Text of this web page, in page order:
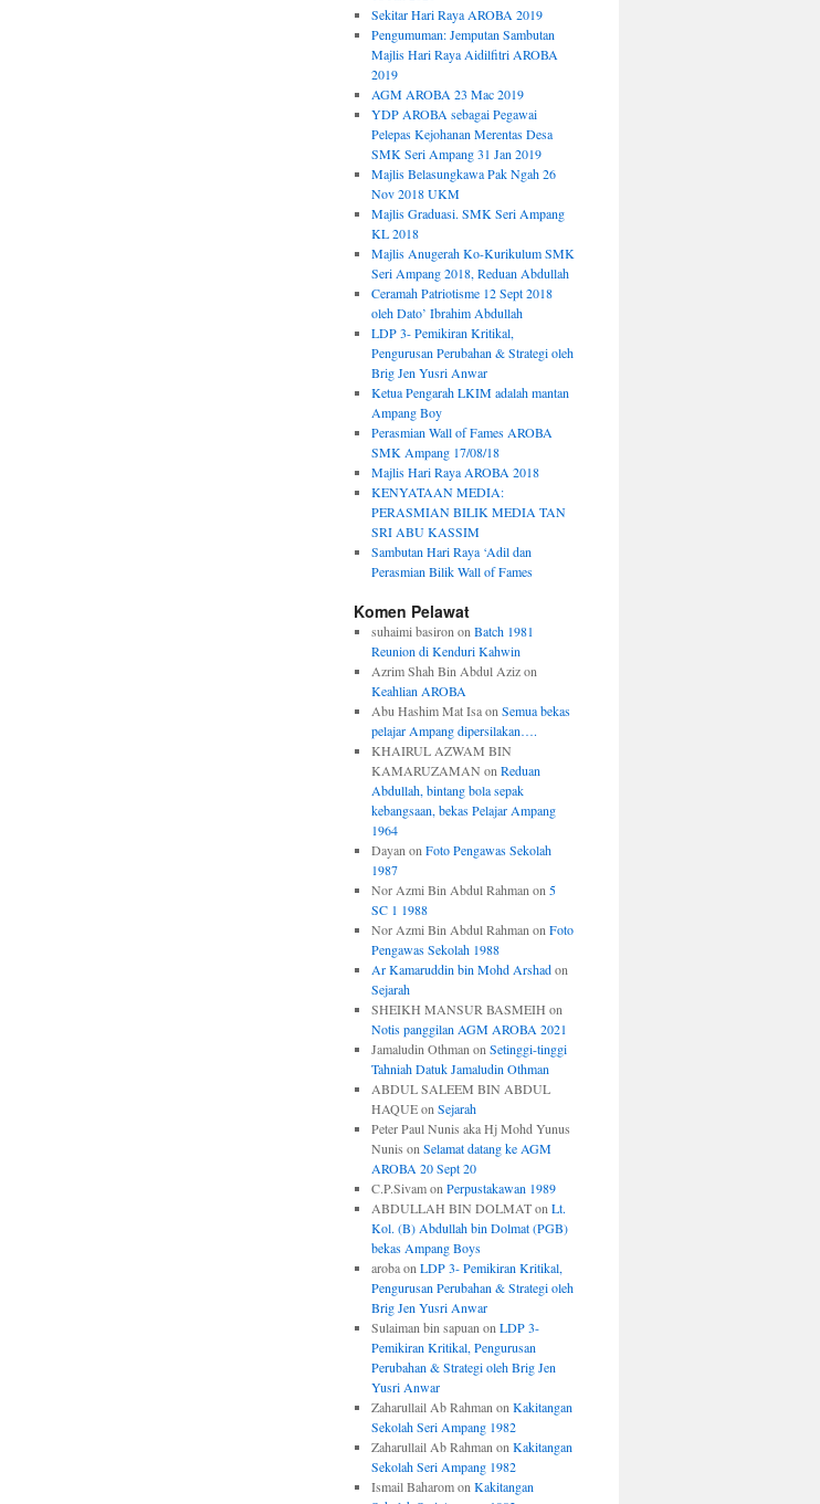
Sekitar Hari Raya AROBA 2019
Pengumuman: Jemputan Sambutan
Majlis Hari Raya Aidilfitri AROBA
2019
AGM AROBA 23 Mac 2019
YDP AROBA sebagai Pegawai
Pelepas Kejohanan Merentas Desa
SMK Seri Ampang 31 Jan 2019
Majlis Belasungkawa Pak Ngah 26
Nov 2018 UKM
Majlis Graduasi. SMK Seri Ampang
KL 2018
Majlis Anugerah Ko-Kurikulum SMK
Seri Ampang 2018, Reduan Abdullah
Ceramah Patriotisme 12 Sept 2018
oleh Dato’ Ibrahim Abdullah
LDP 3- Pemikiran Kritikal,
Pengurusan Perubahan & Strategi oleh
Brig Jen Yusri Anwar
Ketua Pengarah LKIM adalah mantan
Ampang Boy
Perasmian Wall of Fames AROBA
SMK Ampang 17/08/18
Majlis Hari Raya AROBA 2018
KENYATAAN MEDIA:
PERASMIAN BILIK MEDIA TAN
SRI ABU KASSIM
Sambutan Hari Raya ‘Adil dan
Perasmian Bilik Wall of Fames
Komen Pelawat
suhaimi basiron on Batch 1981
Reunion di Kenduri Kahwin
Azrim Shah Bin Abdul Azizon
Keahlian AROBA
Abu Hashim Mat Isaon Semua bekas
pelajar Ampang dipersilakan….
KHAIRUL AZWAM BIN
KAMARUZAMAN on Reduan
Abdullah, bintang bola sepak
kebangsaan, bekas Pelajar Ampang
1964
Dayan on Foto Pengawas Sekolah
1987
Nor Azmi Bin Abdul Rahman on 5
SC 1 1988
Nor Azmi Bin Abdul Rahman on Foto
Pengawas Sekolah 1988
Ar Kamaruddin bin Mohd Arshadon
Sejarah
SHEIKH MANSUR BASMEIH on
Notis panggilan AGM AROBA 2021
Jamaludin Othman on Setinggi-tinggi
Tahniah Datuk Jamaludin Othman
ABDUL SALEEM BIN ABDUL
HAQUEon Sejarah
Peter Paul Nunis aka Hj Mohd Yunus
Nunis on Selamat datang ke AGM
AROBA 20 Sept 20
C.P.Sivamon Perpustakawan 1989
ABDULLAH BIN DOLMATon Lt.
Kol. (B) Abdullah bin Dolmat (PGB)
bekas Ampang Boys
arobaon LDP 3- Pemikiran Kritikal,
Pengurusan Perubahan & Strategi oleh
Brig Jen Yusri Anwar
Sulaiman bin sapuan on LDP 3-
Pemikiran Kritikal, Pengurusan
Perubahan & Strategi oleh Brig Jen
Yusri Anwar
Zaharullail Ab Rahman on Kakitangan
Sekolah Seri Ampang 1982
Zaharullail Ab Rahman on Kakitangan
Sekolah Seri Ampang 1982
Ismail Baharomon Kakitangan